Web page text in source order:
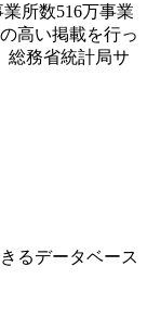
所数516万事業
高い掲載を行っ
総務省統計局サ
るデータベース